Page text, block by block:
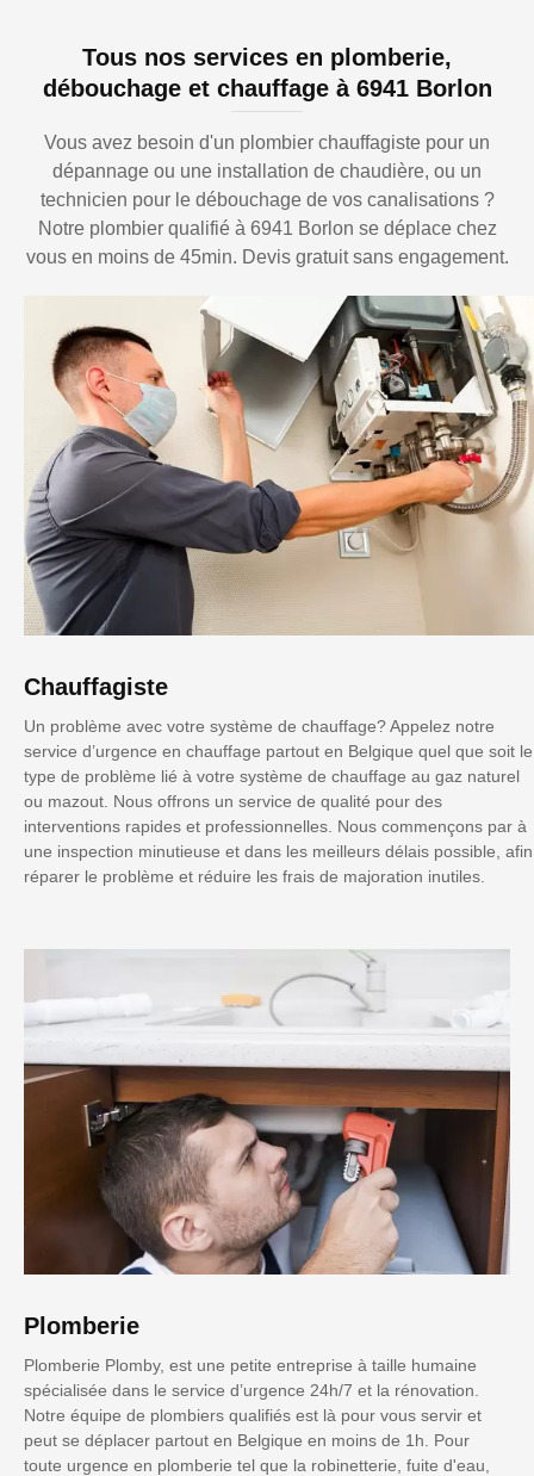
Tous nos services en plomberie,
débouchage et chauffage à 6941 Borlon
Vous avez besoin d'un plombier chauffagiste pour un
dépannage ou une installation de chaudière, ou un
technicien pour le débouchage de vos canalisations ?
Notre plombier qualifié à 6941 Borlon se déplace chez
vous en moins de 45min. Devis gratuit sans engagement.
Chauffagiste
Un problème avec votre système de chauffage? Appelez notre
service d’urgence en chauffage partout en Belgique quel que soit le
type de problème lié à votre système de chauffage au gaz naturel
ou mazout. Nous offrons un service de qualité pour des
interventions rapides et professionnelles. Nous commençons par à
une inspection minutieuse et dans les meilleurs délais possible, afin
réparer le problème et réduire les frais de majoration inutiles.
Plomberie
Plomberie Plomby, est une petite entreprise à taille humaine
spécialisée dans le service d’urgence 24h/7 et la rénovation.
Notre équipe de plombiers qualifiés est là pour vous servir et
peut se déplacer partout en Belgique en moins de 1h. Pour
toute urgence en plomberie tel que la robinetterie, fuite d'eau,